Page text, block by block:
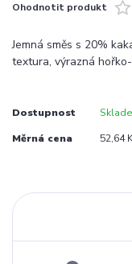
Ohodnotit produkt
Jemná směs s 20%
textura, výrazná
Dostupnost
Měrná cena 52,64